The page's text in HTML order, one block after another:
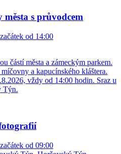
s průvodcem
od 14:00
částí města a zámeckým parkem.
a kapucínského kláštera.
vždy od 14:00 hodin. Sraz u
Týn.
od 09:00